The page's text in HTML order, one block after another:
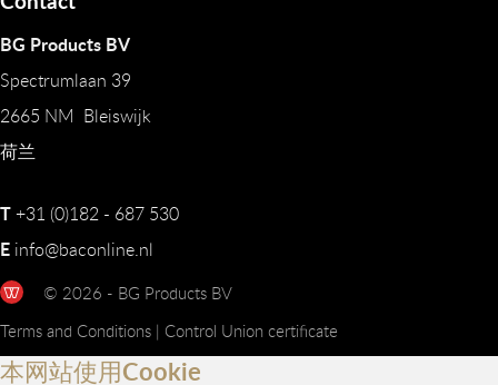
BG Products BV
Spectrumlaan 39
2665 NM Bleiswijk
荷兰
T+31 (0)182 - 687 530
E info@baconline.nl
© 2026 - BG Products BV
Terms and Conditions | Control Union certificate
本网站使用Cookie